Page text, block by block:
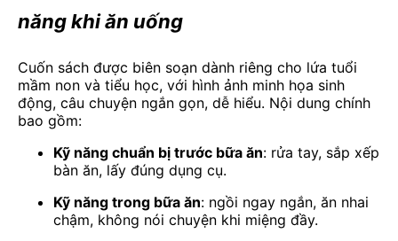
năng khi ăn uống
Cuốn sách được biên soạn dành riêng cho lứa tuổi
mầm non và tiểu học, với hình ảnh minh họa sinh
động, câu chuyện ngắn gọn, dễ hiểu. Nội dung chính
bao gồm:
Kỹ năng chuẩn bị trước bữa ăn: rửa tay, sắp xếp
bàn ăn, lấy đúng dụng cụ.
Kỹ năng trong bữa ăn: ngồi ngay ngắn, ăn nhai
chậm, không nói chuyện khi miệng đầy.